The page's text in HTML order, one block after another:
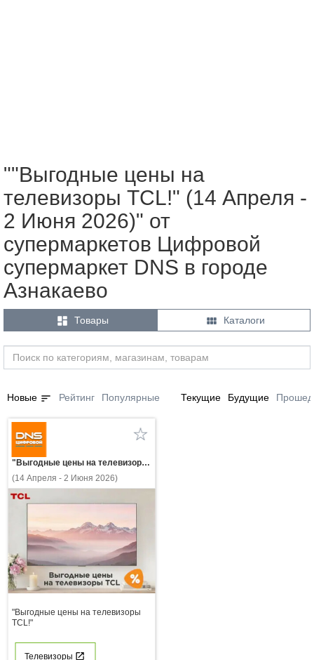
""Выгодные цены на
телевизоры TCL!" (14 Апреля -
2 Июня 2026)" от
супермаркетов Цифровой
супермаркет DNS в городе
Азнакаево
 Товары  Каталоги
Новые sort Рейтинг Популярные Текущие Будущие
"Выгодные цены на телевизоры TCL!"
(14 Апреля - 2 Июня 2026)
"Выгодные цены на телевизоры
TCL!"
Телевизоры